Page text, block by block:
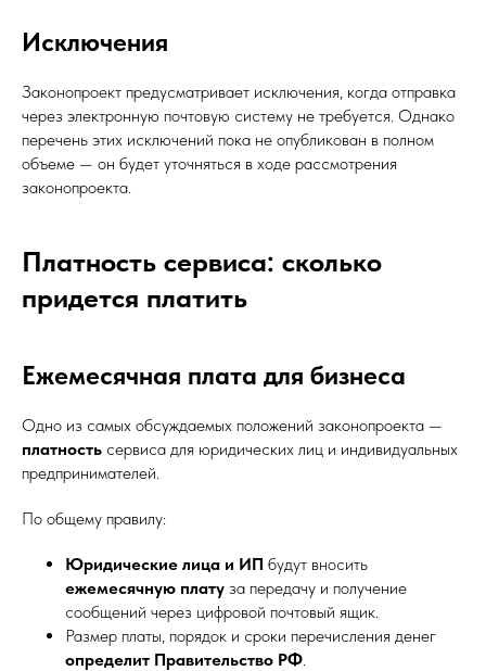
Исключения
Законопроект предусматривает исключения, когда отправка
через электронную почтовую систему не требуется. Однако
перечень этих исключений пока не опубликован в полном
объеме — он будет уточняться в ходе рассмотрения
законопроекта.
Платность сервиса: сколько
придется платить
Ежемесячная плата для бизнеса
Одно из самых обсуждаемых положений законопроекта —
платность сервиса для юридических лиц и индивидуальных
предпринимателей.
По общему правилу:
Юридические лица и ИП будут вносить
ежемесячную плату за передачу и получение
сообщений через цифровой почтовый ящик.
Размер платы, порядок и сроки перечисления денег
определит Правительство РФ.